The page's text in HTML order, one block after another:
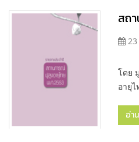
สถ
23
โดย
อายุ
อ่า